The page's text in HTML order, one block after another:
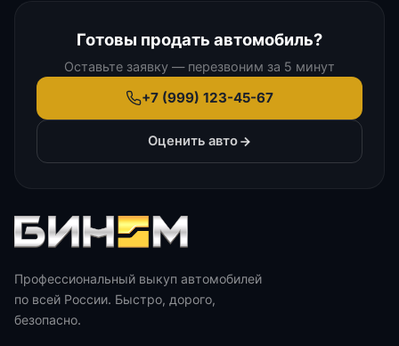
Готовы продать автомобиль?
Оставьте заявку — перезвоним за 5 минут
+7 (999) 123-45-67
Оценить авто
Профессиональный выкуп автомобилей
по всей России. Быстро, дорого,
безопасно.